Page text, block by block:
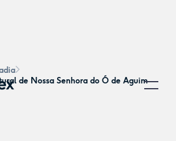
de Nossa Senhora do Ó de Aguim